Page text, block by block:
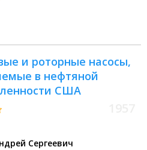
и роторные насосы,
в нефтяной
США
Сергеевич